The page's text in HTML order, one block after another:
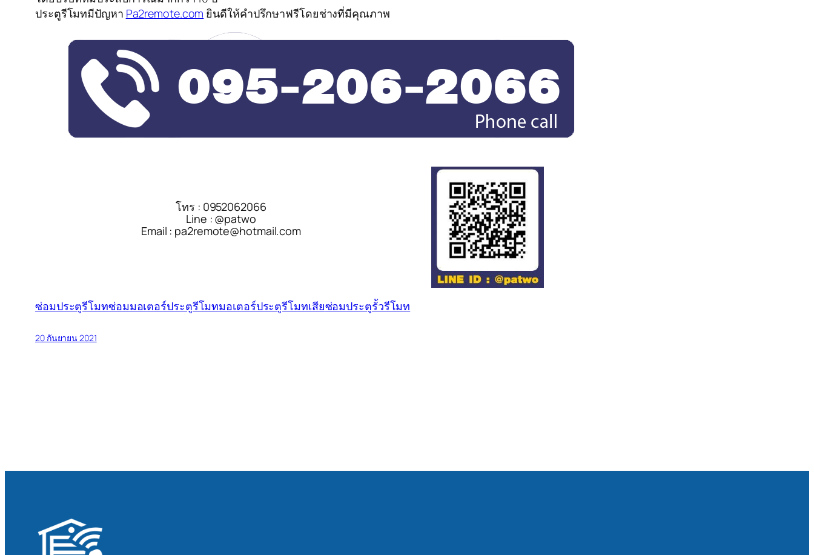
ประตูรีโมทมีปัญหา Pa2remote.com ยินดีให้คำปรึกษาฟรีโดยช่างที่มีคุณภาพ
โทร : 0952062066
Line : @patwo
Email : pa2remote@hotmail.com
ซ่อมประตูรีโมทซ่อมมอเตอร์ประตูรีโมทมอเตอร์ประตูรีโมทเสียซ่อมประตูรั้วรีโมท
20 กันยายน 2021